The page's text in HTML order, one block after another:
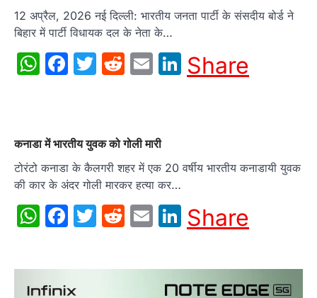
12 अप्रैल, 2026 नई दिल्ली: भारतीय जनता पार्टी के संसदीय बोर्ड ने
बिहार में पार्टी विधायक दल के नेता के…
WhatsApp
Facebook
Twitter
Reddit
EmailLinkedIn
Share
कनाडा में भारतीय युवक को गोली मारी
टोरंटो कनाडा के कैलगरी शहर में एक 20 वर्षीय भारतीय कनाडायी युवक
की कार के अंदर गोली मारकर हत्या कर…
WhatsApp
Facebook
Twitter
Reddit
EmailLinkedIn
Share